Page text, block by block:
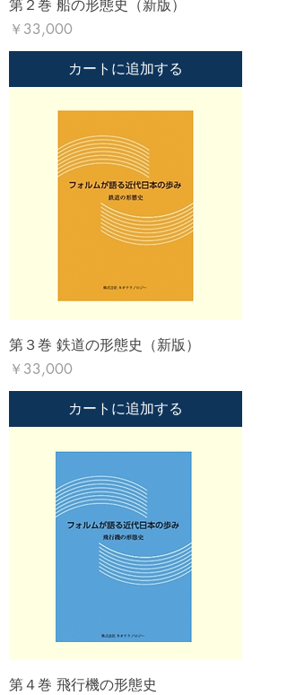
第２巻 船の形態史（新版）
価格
￥33,000
カートに追加する
第３巻 鉄道の形態史（新版）
価格
￥33,000
カートに追加する
第４巻 飛行機の形態史